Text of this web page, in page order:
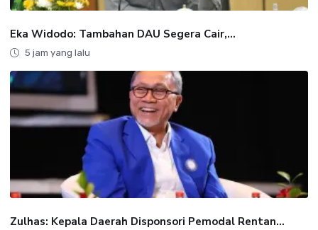
Eka Widodo: Tambahan DAU Segera Cair,...
5 jam yang lalu
Zulhas: Kepala Daerah Disponsori Pemodal Rentan...